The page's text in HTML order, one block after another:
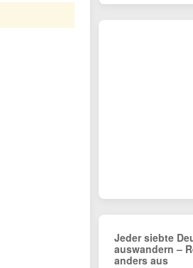
Jeder siebte
auswandern –
anders aus